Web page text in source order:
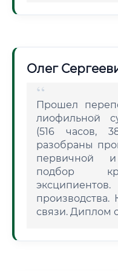
Олег
Прошел
лиофильной
(516 часов,
разобраны
первичной
подбор
производства.
связи. Диплом